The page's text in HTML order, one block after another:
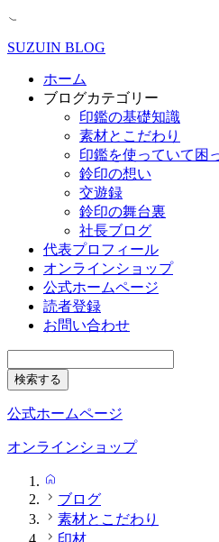
SUZUIN BLOG
ホーム
ブログカテゴリー
印鑑の基礎知識
素材とこだわり
印鑑を使っていて困
鈴印の想い
交遊録
鈴印の舞台裏
社長ブログ
代表プロフィール
オンラインショップ
公式ホームページ
読者登録
お問い合わせ
公式ホームページ
オンラインショップ
ブログ
素材とこだわり
印材